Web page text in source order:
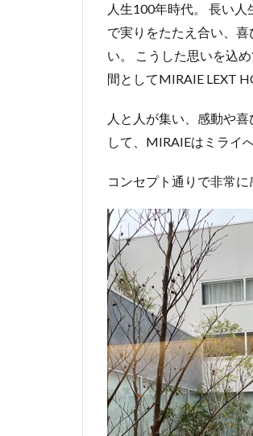
人生100年時代。 長い
で実りをたたえ合い、
い。 こうした思いを込
間としてMIRAIE LEXT
人と人が集い、感動や
して、MIRAIEはミライ
コンセプト通りで非常